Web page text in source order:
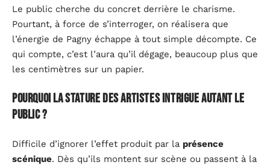
Le public cherche du concret derrière le charisme.
Pourtant, à force de s’interroger, on réalisera que
l’énergie de Pagny échappe à tout simple décompte. Ce
qui compte, c’est l’aura qu’il dégage, beaucoup plus que
les centimètres sur un papier.
Pourquoi la stature des artistes intrigue autant le
public ?
Difficile d’ignorer l’effet produit par la présence
scénique. Dès qu’ils montent sur scène ou passent à la